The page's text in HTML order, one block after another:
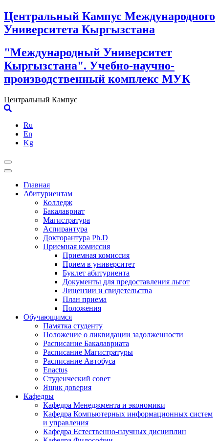
Skip
to
content
Центральный Кампус Международного
Университета Кыргызстана
"Международный Университет
Кыргызстана". Учебно-научно-
производственный комплекс МУК
Центральный Кампус
Ru
En
Kg
Главная
Абитуриентам
Колледж
Бакалавриат
Магистратура
Аспирантура
Докторантура Ph.D
Приемная комиссия
Приемная комиссия
Прием в университет
Буклет абитуриента
Документы для предоставления льгот
Лицензии и свидетельства
План приема
Положения
Обучающимся
Памятка студенту
Положение о ликвидации задолженности
Расписание Бакалавриата
Расписание Магистратуры
Расписание Автобуса
Enactus
Студенческий совет
Ящик доверия
Кафедры
Кафедра Менеджмента и экономики
Кафедра Компьютерных информационных систем
и управления
Кафедра Естественно-научных дисциплин